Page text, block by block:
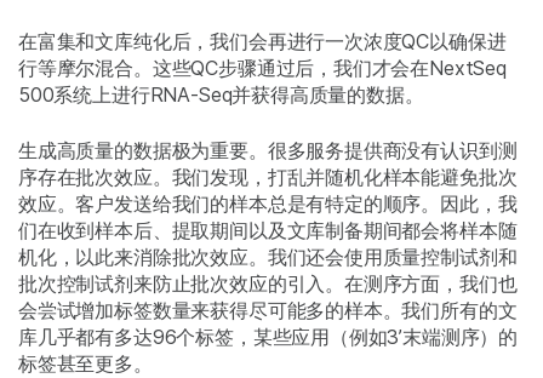
在富集和文库纯化后，我们会再进行一次浓度QC以确保进
行等摩尔混合。这些QC步骤通过后，我们才会在NextSeq
500系统上进行RNA-Seq并获得高质量的数据。
生成高质量的数据极为重要。很多服务提供商没有认识到测
序存在批次效应。我们发现，打乱并随机化样本能避免批次
效应。客户发送给我们的样本总是有特定的顺序。因此，我
们在收到样本后、提取期间以及文库制备期间都会将样本随
机化，以此来消除批次效应。我们还会使用质量控制试剂和
批次控制试剂来防止批次效应的引入。在测序方面，我们也
会尝试增加标签数量来获得尽可能多的样本。我们所有的文
库几乎都有多达96个标签，某些应用（例如3’末端测序）的
标签甚至更多。